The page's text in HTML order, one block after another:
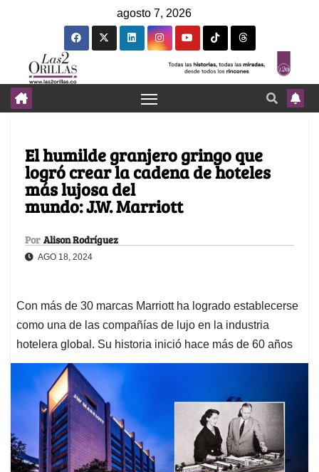
agosto 7, 2026
El humilde granjero gringo que
logró crear la cadena de hoteles
más lujosa del
mundo: J.W. Marriott
Por Alison Rodríguez
AGO 18, 2024
Con más de 30 marcas Marriott ha logrado establecerse
como una de las compañías de lujo en la industria
hotelera global. Su historia inició hace más de 60 años